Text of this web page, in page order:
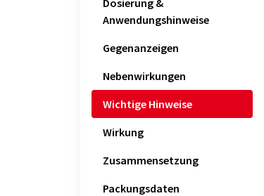
Anwendungshinweise
Gegenanzeigen
Nebenwirkungen
Wichtige Hinweise
Wirkung
Zusammensetzung
Packungsdaten